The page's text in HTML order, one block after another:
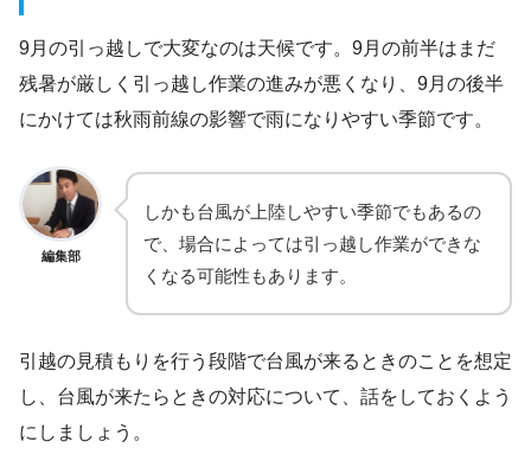
9月の引っ越しで大変なのは天候です。9月の前半はまだ
残暑が厳しく引っ越し作業の進みが悪くなり、9月の後半
にかけては秋雨前線の影響で雨になりやすい季節です。
編集部
しかも台風が上陸しやすい季節でもあるの
で、場合によっては引っ越し作業ができな
くなる可能性もあります。
引越の見積もりを行う段階で台風が来るときのことを想定
し、台風が来たらときの対応について、話をしておくよう
にしましょう。